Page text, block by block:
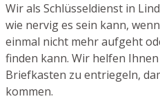
Wir als Schlüsseldienst in
wie nervig es sein kann,
einmal nicht mehr aufgeht
finden kann. Wir helfen
Briefkasten zu entriegeln,
kommen.